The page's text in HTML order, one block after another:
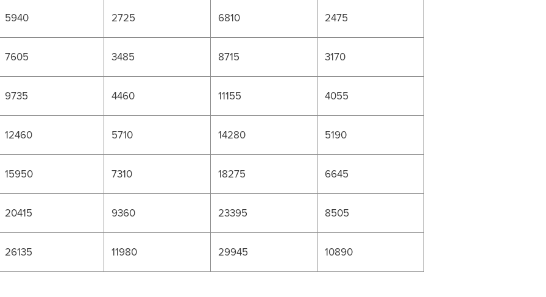
5940 2725 6810 2475
7605 3485 8715 3170
9735 4460 11155 4055
12460 5710 14280 5190
15950 7310 18275 6645
20415 9360 23395 8505
26135 11980 29945 10890